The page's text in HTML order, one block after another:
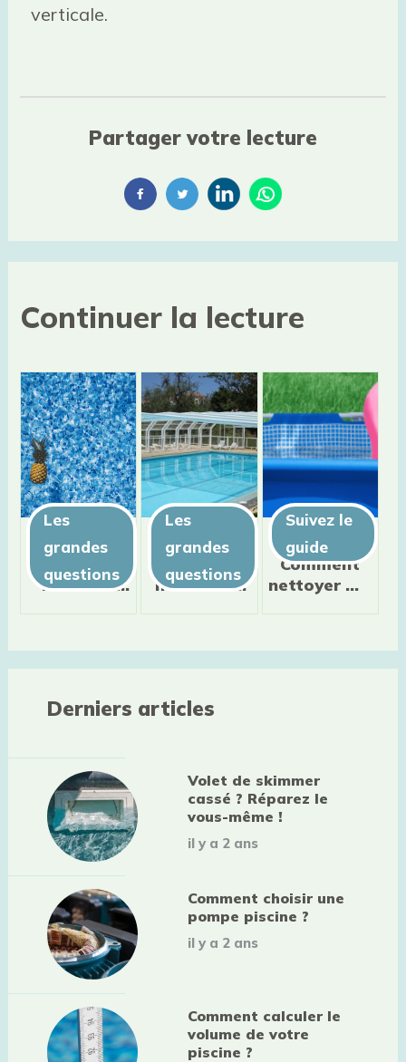
verticale.
Partager votre lecture
Continuer la lecture
Les
grandes
questions
Comprendre
la notion
d'une
piscine
Les
grandes
questions
Quelles
normes de
piscine
enterrée ?
Suivez le
guide
Comment
nettoyer ma
Derniers articles
Volet de skimmer
cassé ? Réparez le
vous-même !
il y a 2 ans
Comment choisir une
pompe piscine ?
il y a 2 ans
Comment calculer le
volume de votre
piscine ?